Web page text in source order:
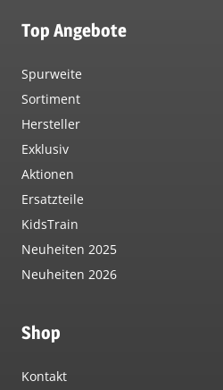
Top Angebote
Spurweite
Sortiment
Hersteller
Exklusiv
Aktionen
Ersatzteile
KidsTrain
Neuheiten 2025
Neuheiten 2026
Shop
Kontakt